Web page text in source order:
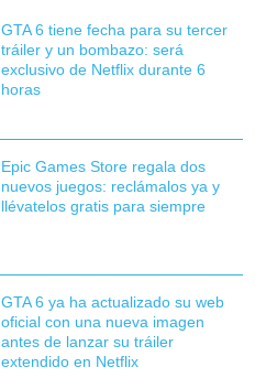
GTA 6 tiene fecha para su tercer
tráiler y un bombazo: será
exclusivo de Netflix durante 6
horas
Epic Games Store regala dos
nuevos juegos: reclámalos ya y
llévatelos gratis para siempre
GTA 6 ya ha actualizado su web
oficial con una nueva imagen
antes de lanzar su tráiler
extendido en Netflix